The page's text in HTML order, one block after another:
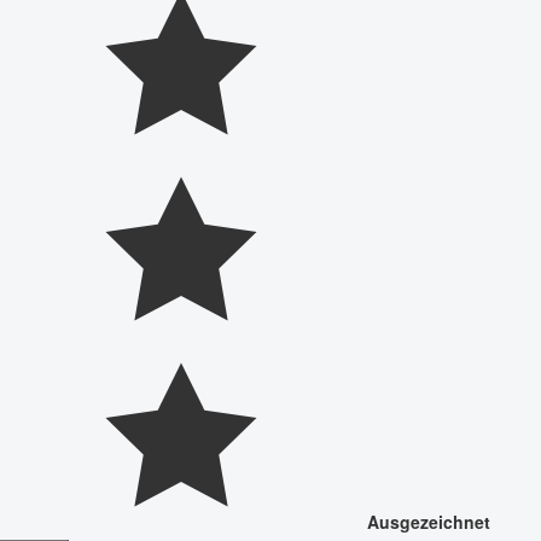
Ausgezeichnet